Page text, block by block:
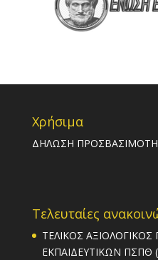
Χρήσιμα
ΔΗΛΩΣΗ
Τελευταίες
ΤΕΛΙΚΟΣ
ΕΚΠΑΙΔΕΥΤΙΚΩΝ ΠΣΠΘ